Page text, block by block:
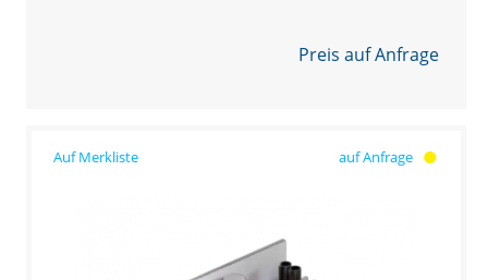
Preis auf Anfrage
auf Anfrage